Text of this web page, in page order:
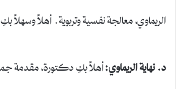
الريماوي، معالجة نفسية وتربوية. أهلاً وسهلاً
د. نهاية الريماوي:أهلاً بكِ دكتورة، مقدمة